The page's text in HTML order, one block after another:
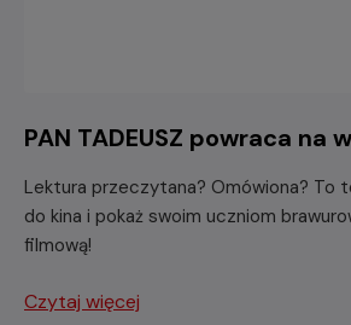
PAN TADEUSZ powraca na
Lektura przeczytana? Omówiona? To
do kina i pokaż swoim uczniom
filmową!
Czytaj więcej